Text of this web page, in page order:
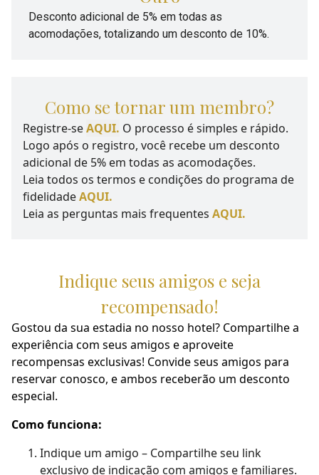
Desconto adicional de 5% em todas as
acomodações, totalizando um desconto de 10%.
Como se tornar um membro?
Registre-seAQUI. O processo é simples e rápido.
Logo após o registro, você recebe um desconto
adicional de 5% em todas as acomodações.
Leia todos os termos e condições do programa de
fidelidadeAQUI.
Leia as perguntas mais frequentes AQUI.
Indique seus amigos e seja
recompensado!
Gostou da sua estadia no nosso hotel? Compartilhe a
experiência com seus amigos e aproveite
recompensas exclusivas! Convide seus amigos para
reservar conosco, e ambos receberão um desconto
especial.
Como funciona:
Indique um amigo – Compartilhe seu link
exclusivo de indicação com amigos e familiares.